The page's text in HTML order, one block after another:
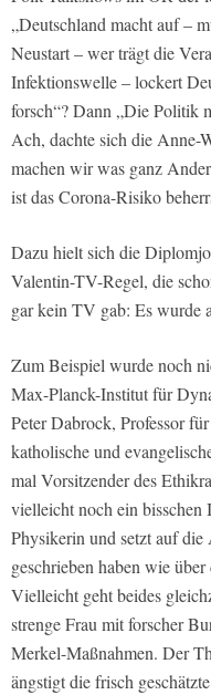
„Deutschland macht auf –
Neustart – wer trägt die
Infektionswelle – lockert
forsch“? Dann „Die Politik
Ach, dachte sich die Anne-
machen wir was ganz
ist das Corona-Risiko
Dazu hielt sich die
Valentin-TV-Regel, die
gar kein TV gab: Es wurde
Zum Beispiel wurde noch
Max-Planck-Institut für
Peter Dabrock, Professor
katholische und
mal Vorsitzender des
vielleicht noch ein bisschen
Physikerin und setzt auf
geschrieben haben wie
Vielleicht geht beides
strenge Frau mit forscher
Merkel-Maßnahmen. Der
ängstigt die frisch